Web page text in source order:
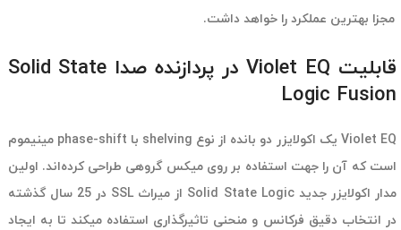
مجزا بهترین عملکرد را خواهد داشت.
قابلیت Violet EQ در پردازنده صدا Solid State
Logic Fusion
Violet EQ یک اکولایزر دو بانده از نوع shelving با phase-shift مینیموم
است که آن را جهت استفاده بر روی میکس گروهی طراحی کرده‌اند. اولین
مدار اکولایزر جدید Solid State Logic از میراث SSL در 25 سال گذشته
در انتخاب دقیق فرکانس و منحنی تاثیرگذاری استفاده میکند تا به ایجاد